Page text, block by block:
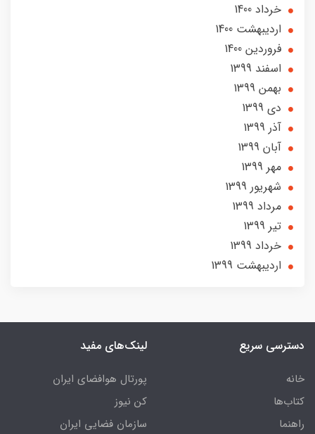
خرداد 1400
ارديبهشت 1400
فروردین 1400
اسفند 1399
بهمن 1399
دی 1399
آذر 1399
آبان 1399
مهر 1399
شهریور 1399
مرداد 1399
تير 1399
خرداد 1399
ارديبهشت 1399
دسترسی سریع
خانه
کتاب‌ها
راهنما
لینک‌های مفید
پورتال هوافضای ایران
کن نیوز
سازمان فضایی ایران